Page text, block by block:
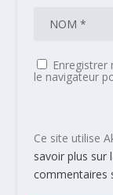
le navigateur
Ce site utilise
savoir plus sur
commentaires